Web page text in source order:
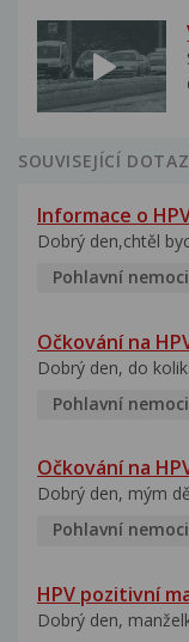
SOUVISEJÍCÍ
Informace o
Dobrý den,chtěl
Pohlavní nemoci
Očkování na
Dobrý den, do
Pohlavní nemoci
Očkování na
Dobrý den, mým
Pohlavní nemoci
HPV pozitivní
Dobrý den,